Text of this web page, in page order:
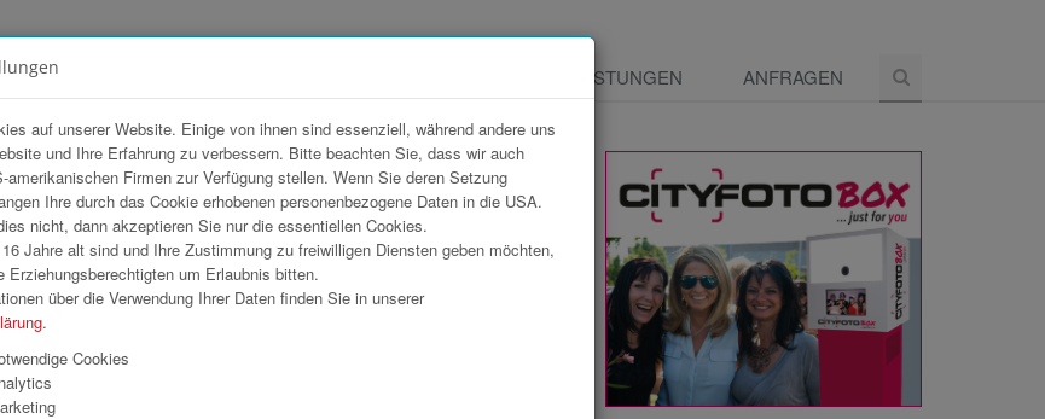
LEISTUNGEN ANFRAGEN
2026
Download Weiterleiten
auf unserer Website. Einige von ihnen sind essenziell, während andere uns
und Ihre Erfahrung zu verbessern. Bitte beachten Sie, dass wir auch
amerikanischen Firmen zur Verfügung stellen. Wenn Sie deren Setzung
Ihre durch das Cookie erhobenen personenbezogene Daten in die USA.
nicht, dann akzeptieren Sie nur die essentiellen Cookies.
Jahre alt sind und Ihre Zustimmung zu freiwilligen Diensten geben möchten,
Erziehungsberechtigten um Erlaubnis bitten.
über die Verwendung Ihrer Daten finden Sie in unserer
.
Cookies